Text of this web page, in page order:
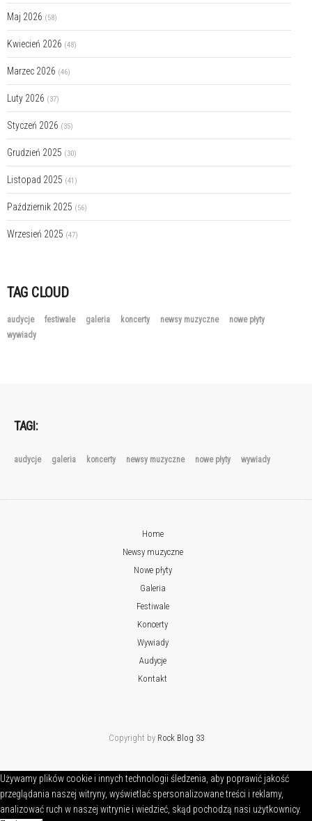
Maj 2026 (58)
Kwiecień 2026 (48)
Marzec 2026 (46)
Luty 2026 (37)
Styczeń 2026 (35)
Grudzień 2025 (30)
Listopad 2025 (41)
Październik 2025 (56)
Wrzesień 2025 (47)
TAG CLOUD
audycje festiwale galeria koncerty newsy muzyczne
nowe płyty
wywiady
TAGI:
audycje galeria koncerty newsy muzyczne nowe płyty wywiady
Home
Newsy muzyczne
Nowe płyty
Galeria
Festiwale
Koncerty
Wywiady
Audycje
Kontakt
Copyright by Rock Blog 33
Używamy plików cookie i innych technologii śledzenia, aby poprawić jakość
przeglądania naszej witryny, wyświetlać spersonalizowane treści i reklamy,
analizować ruch w naszej witrynie i wiedzieć, skąd pochodzą nasi użytkownicy.